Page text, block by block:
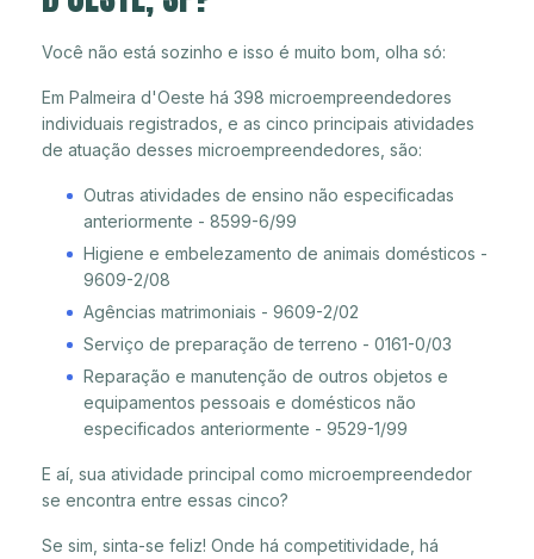
Você não está sozinho e isso é muito bom, olha só:
Em Palmeira d'Oeste há 398 microempreendedores
individuais registrados, e as cinco principais atividades
de atuação desses microempreendedores, são:
Outras atividades de ensino não especificadas
anteriormente - 8599-6/99
Higiene e embelezamento de animais domésticos -
9609-2/08
Agências matrimoniais - 9609-2/02
Serviço de preparação de terreno - 0161-0/03
Reparação e manutenção de outros objetos e
equipamentos pessoais e domésticos não
especificados anteriormente - 9529-1/99
E aí, sua atividade principal como microempreendedor
se encontra entre essas cinco?
Se sim, sinta-se feliz! Onde há competitividade, há